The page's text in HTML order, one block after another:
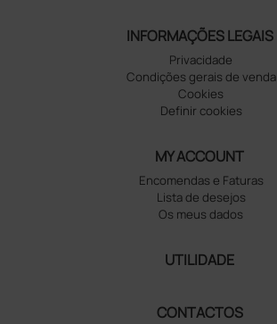
INFORMAÇÕES LEGAIS
Privacidade
Condições gerais de venda
Cookies
Definir cookies
MY ACCOUNT
Encomendas e Faturas
Lista de desejos
Os meus dados
UTILIDADE
CONTACTOS